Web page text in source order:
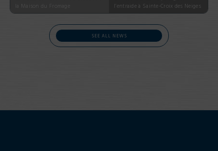
la Maison du Fromage
l’entraide à Sainte-Croix des Neiges
SEE ALL NEWS